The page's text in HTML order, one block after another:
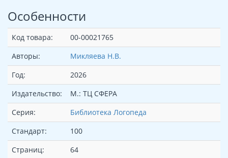
Особенности
Код товара:
00-00021765
Авторы:
Микляева Н.В.
Год:
2026
Издательство:
М.: ТЦ СФЕРА
Серия:
Библиотека Логопеда
Стандарт:
100
Страниц:
64